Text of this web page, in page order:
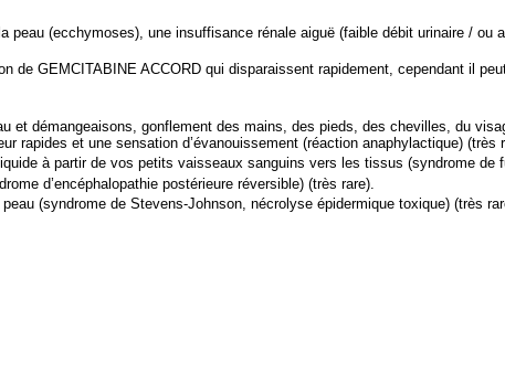
(ecchymoses), une insuffisance rénale aiguë (faible débit urinaire / ou
GEMCITABINE ACCORD qui disparaissent rapidement, cependant il
et démangeaisons, gonflement des mains, des pieds, des chevilles, du
et une sensation d’évanouissement (réaction anaphylactique) (très
à partir de vos petits vaisseaux sanguins vers les tissus (syndrome de
d’encéphalopathie postérieure réversible) (très rare).
(syndrome de Stevens-Johnson, nécrolyse épidermique toxique) (très